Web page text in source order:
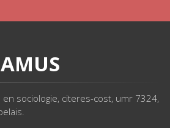
sociologie, citeres-cost, umr 7324,